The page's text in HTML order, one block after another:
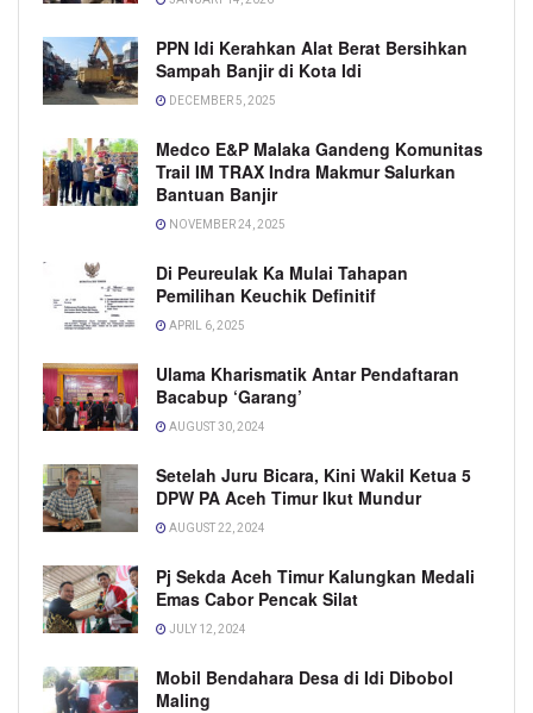
PPN Idi Kerahkan Alat Berat Bersihkan
Sampah Banjir di Kota Idi
DECEMBER 5, 2025
Medco E&P Malaka Gandeng Komunitas
Trail IM TRAX Indra Makmur Salurkan
Bantuan Banjir
NOVEMBER 24, 2025
Di Peureulak Ka Mulai Tahapan
Pemilihan Keuchik Definitif
APRIL 6, 2025
Ulama Kharismatik Antar Pendaftaran
Bacabup ‘Garang’
AUGUST 30, 2024
Setelah Juru Bicara, Kini Wakil Ketua 5
DPW PA Aceh Timur Ikut Mundur
AUGUST 22, 2024
Pj Sekda Aceh Timur Kalungkan Medali
Emas Cabor Pencak Silat
JULY 12, 2024
Mobil Bendahara Desa di Idi Dibobol
Maling